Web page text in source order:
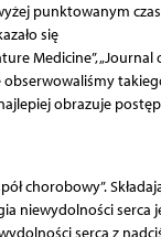
punktowanym
się
Medicine”,
obrazuje
chorobowy”.
niewydolności serca
serca z